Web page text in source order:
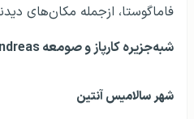
فاماگوستا، ازجمله مکان‌های
شبه‌جزیره کارپاز و صومعه Apostolos Andreas
شهر سالامیس آنتین